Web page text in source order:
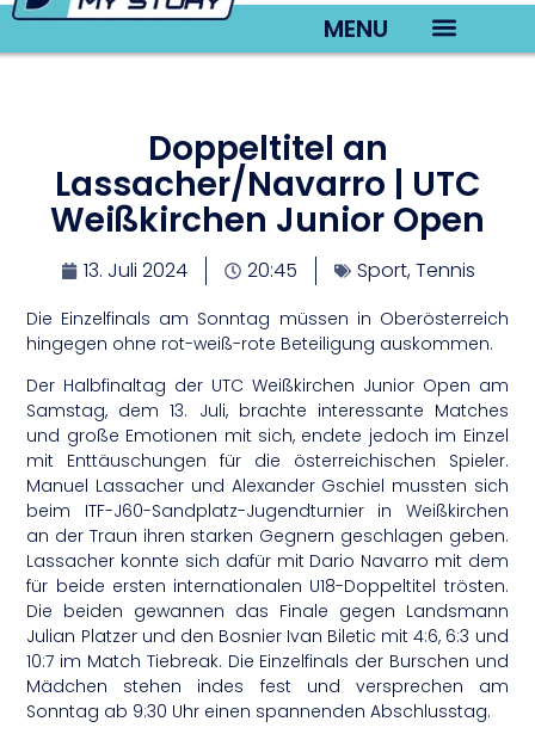
MENU
Doppeltitel an
Lassacher/Navarro | UTC
Weißkirchen Junior Open
13. Juli 2024 20:45 Sport,Tennis
Die Einzelfinals am Sonntag müssen in Oberösterreich
hingegen ohne rot-weiß-rote Beteiligung auskommen.
Der Halbfinaltag der UTC Weißkirchen Junior Open am
Samstag, dem 13. Juli, brachte interessante Matches
und große Emotionen mit sich, endete jedoch im Einzel
mit Enttäuschungen für die österreichischen Spieler.
Manuel Lassacher und Alexander Gschiel mussten sich
beim ITF-J60-Sandplatz-Jugendturnier in Weißkirchen
an der Traun ihren starken Gegnern geschlagen geben.
Lassacher konnte sich dafür mit Dario Navarro mit dem
für beide ersten internationalen U18-Doppeltitel trösten.
Die beiden gewannen das Finale gegen Landsmann
Julian Platzer und den Bosnier Ivan Biletic mit 4:6, 6:3 und
10:7 im Match Tiebreak. Die Einzelfinals der Burschen und
Mädchen stehen indes fest und versprechen am
Sonntag ab 9:30 Uhr einen spannenden Abschlusstag.